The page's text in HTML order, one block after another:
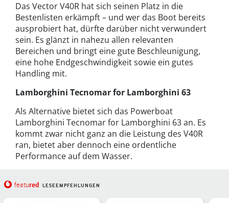
Das Vector V40R hat sich seinen Platz in die
Bestenlisten erkämpft – und wer das Boot bereits
ausprobiert hat, dürfte darüber nicht verwundert
sein. Es glänzt in nahezu allen relevanten
Bereichen und bringt eine gute Beschleunigung,
eine hohe Endgeschwindigkeit sowie ein gutes
Handling mit.
Lamborghini Tecnomar for Lamborghini 63
Als Alternative bietet sich das Powerboat
Lamborghini Tecnomar for Lamborghini 63 an. Es
kommt zwar nicht ganz an die Leistung des V40R
ran, bietet aber dennoch eine ordentliche
Performance auf dem Wasser.
featured LESEEMPFEHLUNGEN